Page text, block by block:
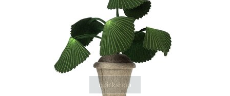
quickshop